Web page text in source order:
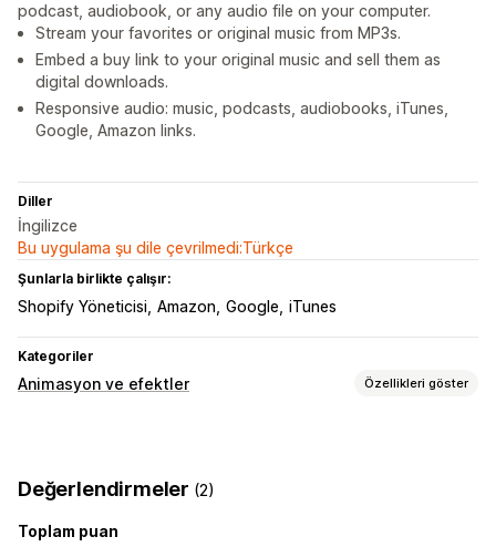
podcast, audiobook, or any audio file on your computer.
Stream your favorites or original music from MP3s.
Embed a buy link to your original music and sell them as
digital downloads.
Responsive audio: music, podcasts, audiobooks, iTunes,
Google, Amazon links.
Diller
İngilizce
Bu uygulama şu dile çevrilmedi:Türkçe
Şunlarla birlikte çalışır:
Shopify Yöneticisi Amazon Google iTunes
Kategoriler
Animasyon ve efektler Özellikleri göster
Sezona özel etkinlikler
Black Friday (BFCM)
Değerlendirmeler (2)
Toplam puan